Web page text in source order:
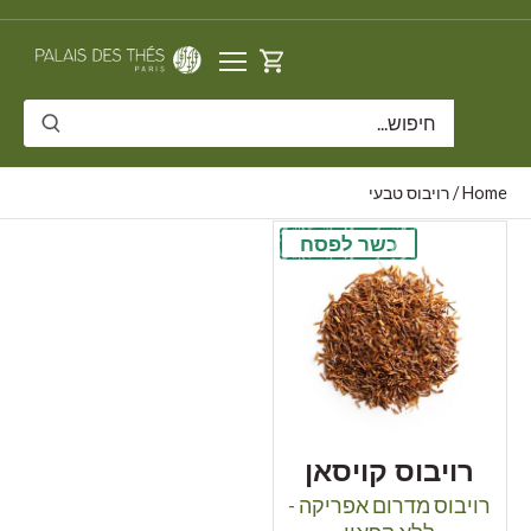
Home
/רויבוס טבעי
כשר לפסח
רויבוס קויסאן
רויבוס מדרום אפריקה -